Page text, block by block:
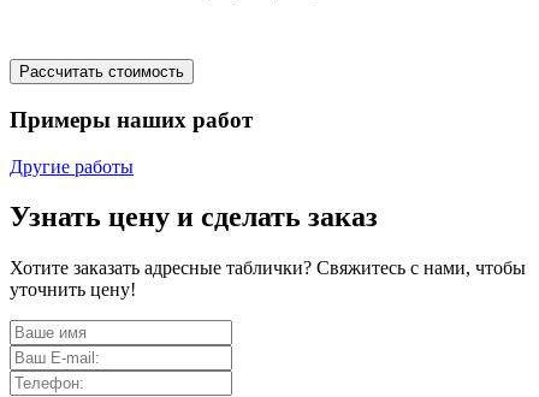
Рассчитать стоимость
Примеры наших работ
Другие работы
Узнать цену и сделать заказ
Хотите заказать адресные таблички? Свяжитесь с нами, чтобы
уточнить цену!